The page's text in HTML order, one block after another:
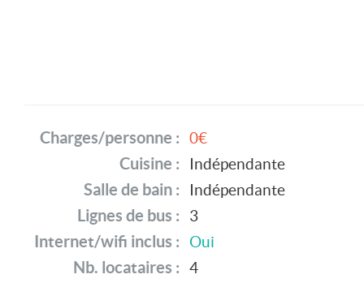
Charges/personne : 0€
Cuisine : Indépendante
Salle de bain : Indépendante
Lignes de bus : 3
Internet/wifi inclus : Oui
Nb. locataires : 4